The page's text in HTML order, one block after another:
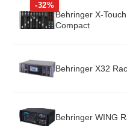
-32%
Behringer X-Touch
Compact
Behringer X32
Behringer WING